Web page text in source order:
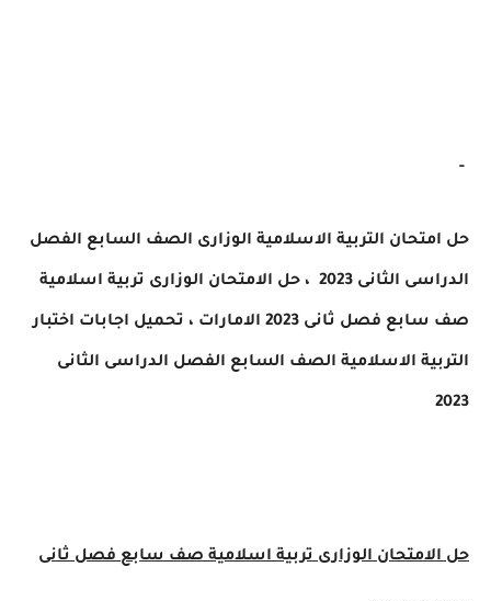
-
حل امتحان التربية الاسلامية الوزارى الصف السابع الفصل
الدراسى الثانى 2023 ، حل الامتحان الوزارى تربية اسلامية
صف سابع فصل ثانى 2023 الامارات ، تحميل اجابات اختبار
التربية الاسلامية الصف السابع الفصل الدراسى الثانى
2023
حل الامتحان الوزارىتربية اسلاميةصف سابعفصل ثانى